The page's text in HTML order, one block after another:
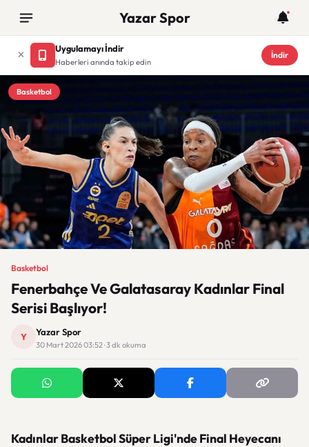
Yazar Spor
Uygulamayı İndir
Haberleri anında takip edin
İndir
Basketbol
Basketbol
Fenerbahçe Ve Galatasaray Kadınlar Final
Serisi Başlıyor!
Y Yazar Spor
30 Mart 2026 03:52 · 3 dk okuma
Kadınlar Basketbol Süper Ligi'nde Final Heyecanı